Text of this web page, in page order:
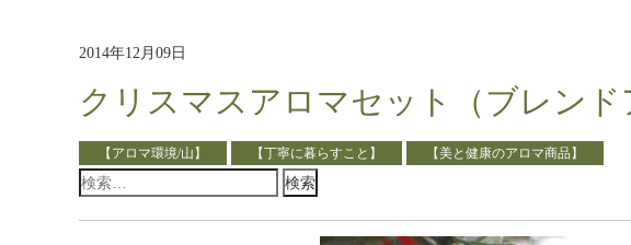
2014年12月09日
クリスマスアロマセット（ブレンド
【アロマ環境/山】 【丁寧に暮らすこと】 【美と健康のアロマ商品】
検